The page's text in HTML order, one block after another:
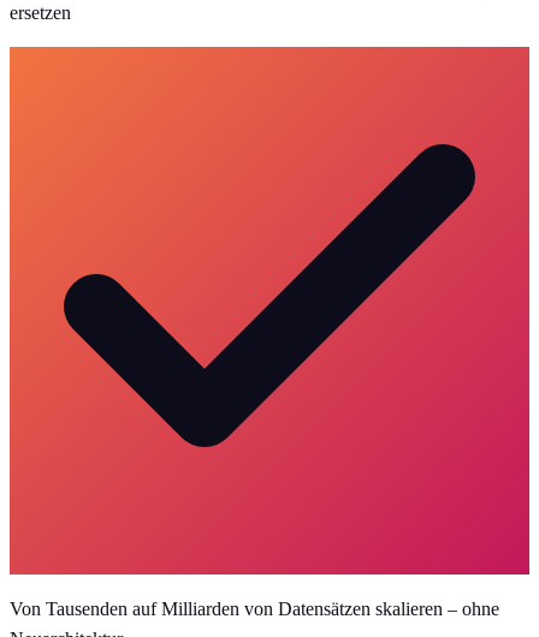
ersetzen
Von Tausenden auf Milliarden von Datensätzen skalieren – ohne